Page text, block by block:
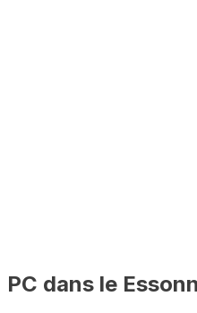
PC dans le